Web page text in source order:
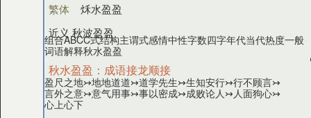
繁体
秌水盈盈
近义 秋波盈盈
组合ABCC式结构主谓式感情中性字数四字年代当代热度一般
词语解释秋水盈盈
秋水盈盈：成语接龙顺接
盈尺之地↣地地道道↣道学先生↣生知安行↣行不顾言↣
言外之意↣意气用事↣事以密成↣成败论人 ↣ 人面狗心↣
心上心下